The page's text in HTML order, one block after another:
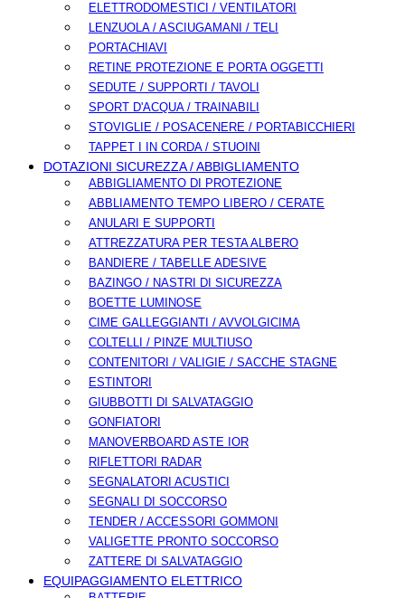
ELETTRODOMESTICI / VENTILATORI
LENZUOLA / ASCIUGAMANI / TELI
PORTACHIAVI
RETINE PROTEZIONE E PORTA OGGETTI
SEDUTE / SUPPORTI / TAVOLI
SPORT D'ACQUA / TRAINABILI
STOVIGLIE / POSACENERE / PORTABICCHIERI
TAPPET I IN CORDA / STUOINI
DOTAZIONI SICUREZZA / ABBIGLIAMENTO
ABBIGLIAMENTO DI PROTEZIONE
ABBLIAMENTO TEMPO LIBERO / CERATE
ANULARI E SUPPORTI
ATTREZZATURA PER TESTA ALBERO
BANDIERE / TABELLE ADESIVE
BAZINGO / NASTRI DI SICUREZZA
BOETTE LUMINOSE
CIME GALLEGGIANTI / AVVOLGICIMA
COLTELLI / PINZE MULTIUSO
CONTENITORI / VALIGIE / SACCHE STAGNE
ESTINTORI
GIUBBOTTI DI SALVATAGGIO
GONFIATORI
MANOVERBOARD ASTE IOR
RIFLETTORI RADAR
SEGNALATORI ACUSTICI
SEGNALI DI SOCCORSO
TENDER / ACCESSORI GOMMONI
VALIGETTE PRONTO SOCCORSO
ZATTERE DI SALVATAGGIO
EQUIPAGGIAMENTO ELETTRICO